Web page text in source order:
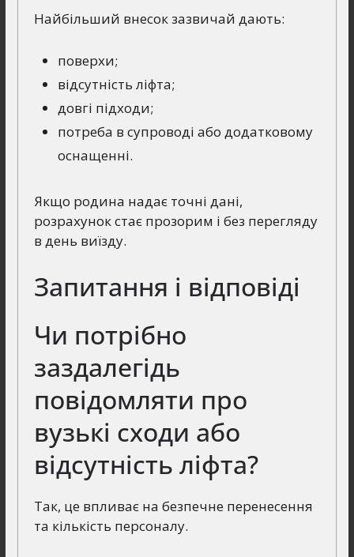
Найбільший внесок зазвичай дають:
поверхи;
відсутність ліфта;
довгі підходи;
потреба в супроводі або додатковому
оснащенні.
Якщо родина надає точні дані,
розрахунок стає прозорим і без перегляду
в день виїзду.
Запитання і відповіді
Чи потрібно
заздалегідь
повідомляти про
вузькі сходи або
відсутність ліфта?
Так, це впливає на безпечне перенесення
та кількість персоналу.